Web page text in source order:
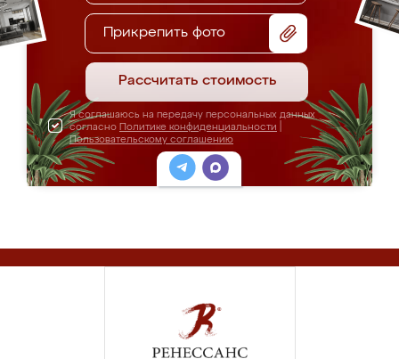
Прикрепить фото
Рассчитать стоимость
Я соглашаюсь на передачу персональных данных
согласно Политике конфиденциальности
Пользовательскому соглашению